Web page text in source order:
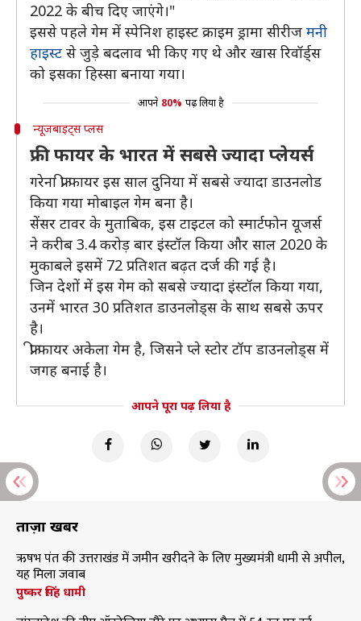
2022 के बीच दिए जाएंगे।"
इससे पहले गेम में स्पेनिश हाइस्ट क्राइम ड्रामा सीरीज मनी
हाइस्ट से जुड़े बदलाव भी किए गए थे और खास रिवॉर्ड्स
को इसका हिस्सा बनाया गया।
आपने 80% पढ़ लिया है
न्यूजबाइट्स प्लस
फ्री फायर के भारत में सबसे ज्यादा प्लेयर्स
गरेना फ्री फायर इस साल दुनिया में सबसे ज्यादा डाउनलोड
किया गया मोबाइल गेम बना है।
सेंसर टावर के मुताबिक, इस टाइटल को स्मार्टफोन यूजर्स
ने करीब 3.4 करोड़ बार इंस्टॉल किया और साल 2020 के
मुकाबले इसमें 72 प्रतिशत बढ़त दर्ज की गई है।
जिन देशों में इस गेम को सबसे ज्यादा इंस्टॉल किया गया,
उनमें भारत 30 प्रतिशत डाउनलोड्स के साथ सबसे ऊपर
है।
फ्री फायर अकेला गेम है, जिसने प्ले स्टोर टॉप डाउनलोड्स में
जगह बनाई है।
आपने पूरा पढ़ लिया है
ताज़ा खबरें
ऋषभ पंत की उत्तराखंड में जमीन खरीदने के लिए मुख्यमंत्री धामी से अपील,
यह मिला जवाब
पुष्कर सिंह धामी